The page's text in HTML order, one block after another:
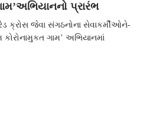
પ્રારંભ
ક્રોસ જેવા સંગઠનોના સેવાકર્મીઓને-
કોરોનામુકત ગામ’ અભિયાનમાં